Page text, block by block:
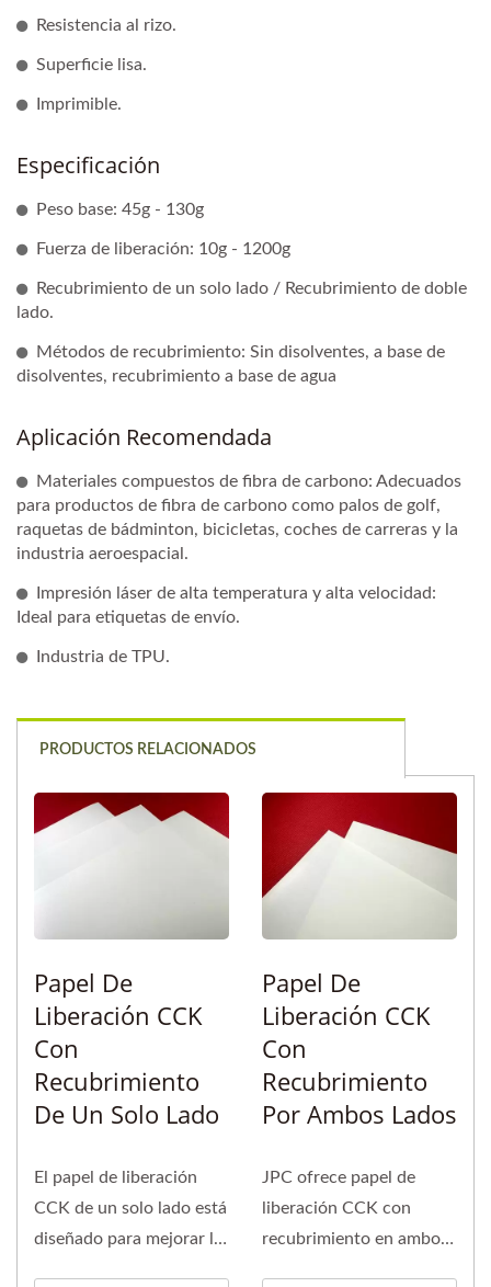
Resistencia al rizo.
Superficie lisa.
Imprimible.
Especificación
Peso base: 45g - 130g
Fuerza de liberación: 10g - 1200g
Recubrimiento de un solo lado / Recubrimiento de doble
lado.
Métodos de recubrimiento: Sin disolventes, a base de
disolventes, recubrimiento a base de agua
Aplicación Recomendada
Materiales compuestos de fibra de carbono: Adecuados
para productos de fibra de carbono como palos de golf,
raquetas de bádminton, bicicletas, coches de carreras y la
industria aeroespacial.
Impresión láser de alta temperatura y alta velocidad:
Ideal para etiquetas de envío.
Industria de TPU.
PRODUCTOS RELACIONADOS
Papel De
Liberación CCK
Con
Recubrimiento
De Un Solo Lado
El papel de liberación
CCK de un solo lado está
diseñado para mejorar la
Papel De
Liberación CCK
Con
Recubrimiento
Por Ambos Lados
JPC ofrece papel de
liberación CCK con
recubrimiento en ambos